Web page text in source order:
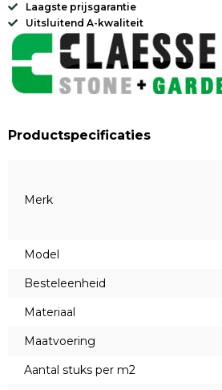
Laagste prijsgarantie
Uitsluitend A-kwaliteit
Productspecificaties
Merk
Model
Besteleenheid
Materiaal
Maatvoering
Aantal stuks per m2